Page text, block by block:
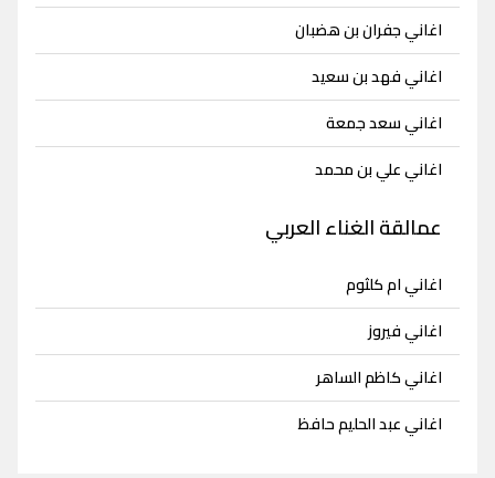
اغاني جفران بن هضبان
اغاني فهد بن سعيد
اغاني سعد جمعة
اغاني علي بن محمد
عمالقة الغناء العربي
اغاني ام كلثوم
اغاني فيروز
اغاني كاظم الساهر
اغاني عبد الحليم حافظ